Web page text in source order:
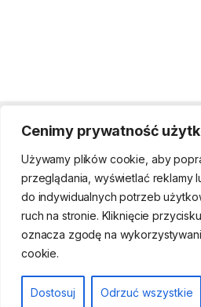
Cenimy prywatność
Używamy plików cookie, aby
przeglądania, wyświetlać reklamy
do indywidualnych potrzeb
ruch na stronie. Kliknięcie
oznacza zgodę na
cookie.
Dostosuj Odrzuć wszystkie
Strefa klienta
(22) 761-17-
474 442